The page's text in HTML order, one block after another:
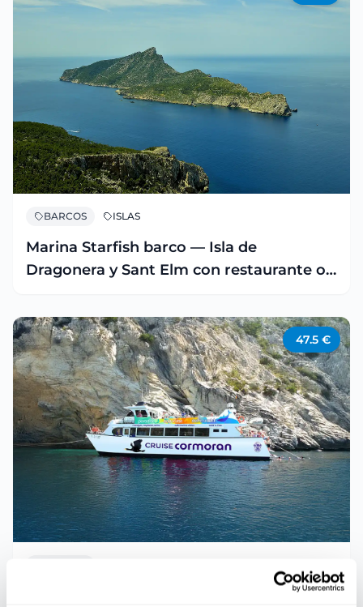
BARCOS ISLAS
Marina Starfish barco — Isla de
Dragonera y Sant Elm con restaurante o
47.5 €